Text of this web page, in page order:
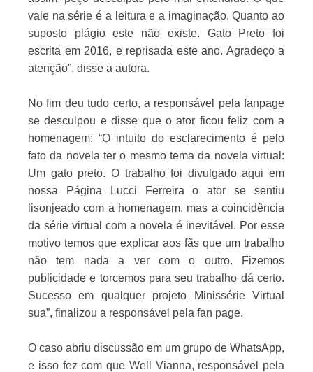
vale na série é a leitura e a imaginação. Quanto ao
suposto plágio este não existe. Gato Preto foi
escrita em 2016, e reprisada este ano. Agradeço a
atenção”, disse a autora.
No fim deu tudo certo, a responsável pela fanpage
se desculpou e disse que o ator ficou feliz com a
homenagem: “O intuito do esclarecimento é pelo
fato da novela ter o mesmo tema da novela virtual:
Um gato preto. O trabalho foi divulgado aqui em
nossa Página Lucci Ferreira o ator se sentiu
lisonjeado com a homenagem, mas a coincidência
da série virtual com a novela é inevitável. Por esse
motivo temos que explicar aos fãs que um trabalho
não tem nada a ver com o outro. Fizemos
publicidade e torcemos para seu trabalho dá certo.
Sucesso em qualquer projeto Minissérie Virtual
sua”, finalizou a responsável pela fan page.
O caso abriu discussão em um grupo de WhatsApp,
e isso fez com que Well Vianna, responsável pela